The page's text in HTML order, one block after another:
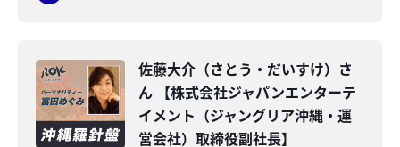
佐藤大介（さとう・だいすけ）さ
ん 【株式会社ジャパンエンターテ
イメント（ジャングリア沖縄・運
営会社）取締役副社長】